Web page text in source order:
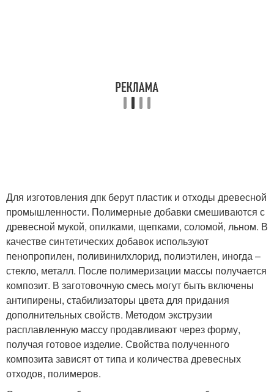
Для изготовления дпк берут пластик и отходы древесной
промышленности. Полимерные добавки смешиваются с
древесной мукой, опилками, щепками, соломой, льном. В
качестве синтетических добавок используют
пенопропилен, поливинилхлорид, полиэтилен, иногда –
стекло, металл. После полимеризации массы получается
композит. В заготовочную смесь могут быть включены
антипирены, стабилизаторы цвета для придания
дополнительных свойств. Методом экструзии
расплавленную массу продавливают через форму,
получая готовое изделие. Свойства полученного
композита зависят от типа и количества древесных
отходов, полимеров.